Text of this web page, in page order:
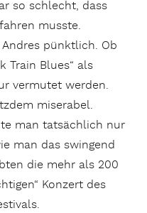
so schlecht, dass
musste.
pünktlich. Ob
Train Blues“ als
vermutet werden.
miserabel.
man tatsächlich nur
man das swingend
die mehr als 200
Konzert des